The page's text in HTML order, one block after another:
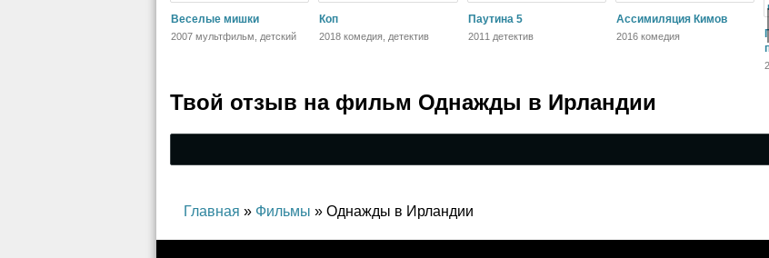
Веселые мишки
2007 мультфильм, детский
Коп
2018 комедия, детектив
Паутина 5
2011 детектив
Ассимиляция Кимов
2016 комедия
Твой отзыв на фильм Однажды в Ирландии
Главная » Фильмы » Однажды в Ирландии